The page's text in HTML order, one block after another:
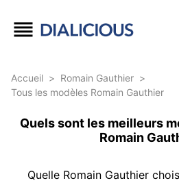
Accueil > Romain Gauthier >
Tous les modèles Romain Gauthier
Quels sont les meilleurs
Romain
Quelle Romain Gauthier